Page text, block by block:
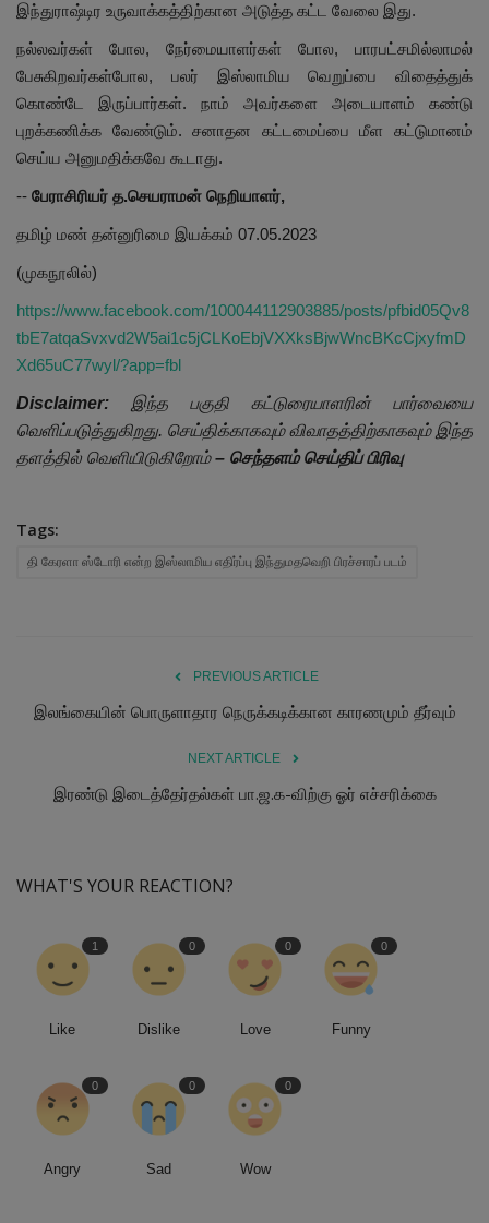
இந்துராஷ்டிர உருவாக்கத்திற்கான அடுத்த கட்ட வேலை இது.
நல்லவர்கள் போல, நேர்மையாளர்கள் போல, பாரபட்சமில்லாமல்
பேசுகிறவர்கள்போல, பலர் இஸ்லாமிய வெறுப்பை விதைத்துக்
கொண்டே இருப்பார்கள். நாம் அவர்களை அடையாளம் கண்டு
புறக்கணிக்க வேண்டும். சனாதன கட்டமைப்பை மீள கட்டுமானம்
செய்ய அனுமதிக்கவே கூடாது.
-- பேராசிரியர் த.செயராமன் நெறியாளர்,
தமிழ் மண் தன்னுரிமை இயக்கம் 07.05.2023
(முகநூலில்)
https://www.facebook.com/100044112903885/posts/pfbid05Qv8
tbE7atqaSvxvd2W5ai1c5jCLKoEbjVXXksBjwWncBKcCjxyfmD
Xd65uC77wyl/?app=fbl
Disclaimer: இந்த பகுதி கட்டுரையாளரின் பார்வையை
வெளிப்படுத்துகிறது. செய்திக்காகவும் விவாதத்திற்காகவும் இந்த
தளத்தில் வெளியிடுகிறோம்– செந்தளம் செய்திப் பிரிவு
Tags:
தி கேரளா ஸ்டோரி என்ற இஸ்லாமிய எதிர்ப்பு இந்துமதவெறி பிரச்சாரப் படம்
PREVIOUS ARTICLE
இலங்கையின் பொருளாதார நெருக்கடிக்கான காரணமும் தீர்வும்
NEXT ARTICLE
இரண்டு இடைத்தேர்தல்கள் பா.ஜ.க-விற்கு ஓர் எச்சரிக்கை
WHAT'S YOUR REACTION?
1
Like
0
Dislike
0
Love
0
Funny
0
Angry
0
Sad
0
Wow